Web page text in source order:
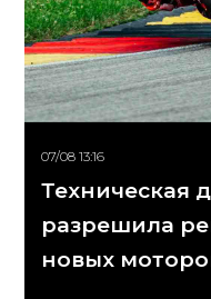
07/08 13:16
Техническая
разрешила
новых